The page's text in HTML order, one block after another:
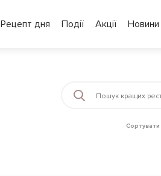
Рецепт дня Події Акції Новини
Сортувати